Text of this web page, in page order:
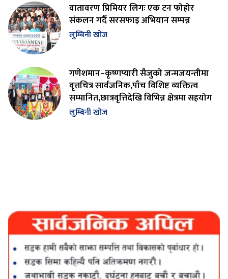
वातावरण प्रिमियर लिगः एक टन फोहोर
संकलन गर्दै सरसफाइ अभियान सम्पन्न
लुम्बिनी खोज
गणेशमान–कृष्णप्यारी सैजुको जन्मजयन्तीमा
वृत्तचित्र सार्वजनिक,पाँच विशिष्ट व्यक्तित्व
सम्मानित,छात्रवृत्तिदेखि विभिन्न क्षेत्रमा सहयोग
लुम्बिनी खोज